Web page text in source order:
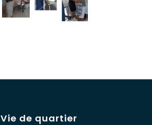
Vie de quartier